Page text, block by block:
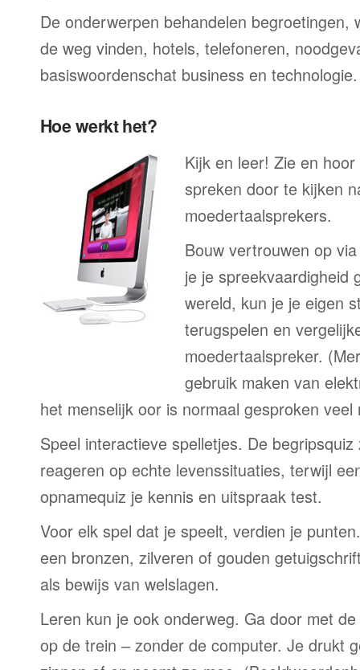
De onderwerpen behandelen begroetingen,
de weg vinden, hotels, telefoneren,
basiswoordenschat business en technologie.
Hoe werkt het?
Kijk en leer! Zie en
spreken door te kijken
moedertaalsprekers.
Bouw vertrouwen op
je je spreekvaardigheid
wereld, kun je je eigen
terugspelen en
moedertaalspreker.
gebruik maken van
het menselijk oor is normaal gesproken veel
Speel interactieve spelletjes. De
reageren op echte levenssituaties, terwijl
opnamequiz je kennis en uitspraak test.
Voor elk spel dat je speelt, verdien je
een bronzen, zilveren of gouden
als bewijs van welslagen.
Leren kun je ook onderweg. Ga door met
op de trein – zonder de computer. Je drukt